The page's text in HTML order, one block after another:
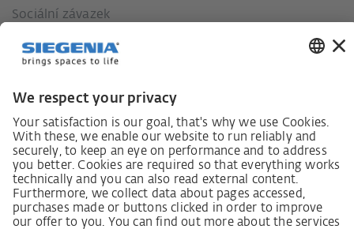
Sociální závazek
Zákon o náležité péči dodavatelského řetězce
Lieferantenkodex
Grundsatzerklärung Menschenrechtsstrategie
Beschwerdeverfahren